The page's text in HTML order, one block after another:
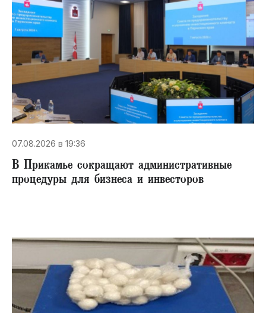
07.08.2026 в 19:36
В Прикамье сокращают административные
процедуры для бизнеса и инвесторов